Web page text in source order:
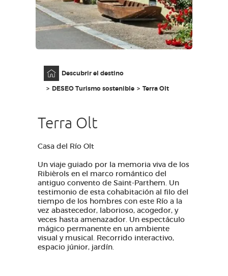
ES
Descubrir el destino
DESEO Turismo sostenible
Terra Olt
Terra Olt
Casa del Río Olt
Un viaje guiado por la memoria viva de los
Ribièrols en el marco romántico del
antiguo convento de Saint-Parthem. Un
testimonio de esta cohabitación al filo del
tiempo de los hombres con este Río a la
vez abastecedor, laborioso, acogedor, y
veces hasta amenazador. Un espectáculo
mágico permanente en un ambiente
visual y musical. Recorrido interactivo,
espacio júnior, jardín.